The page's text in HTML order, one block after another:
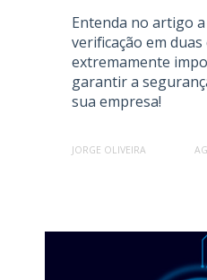
Entenda no artigo
verificação em duas
extremamente
garantir a
sua empresa!
JORGE OLIVEIRA